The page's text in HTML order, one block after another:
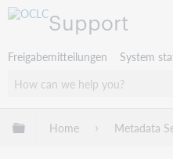
Support
Freigabemitteilungen System
Globale Hierarchie
Home Metadata